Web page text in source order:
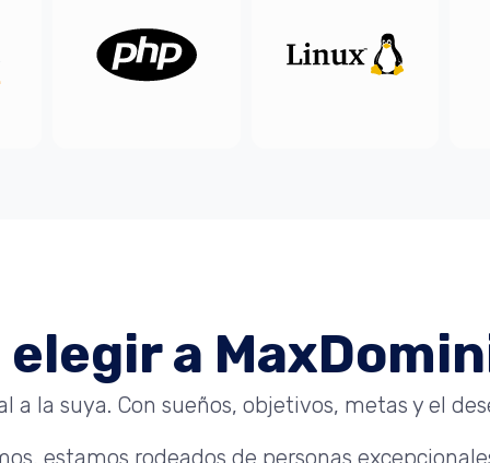
a
a la suya. Con sueños, objetivos, metas y el
estamos rodeados de personas